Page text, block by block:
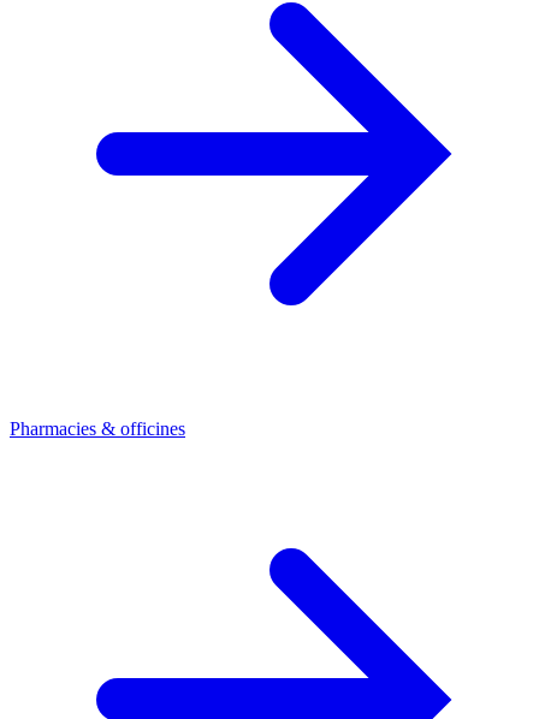
Pharmacies & officines